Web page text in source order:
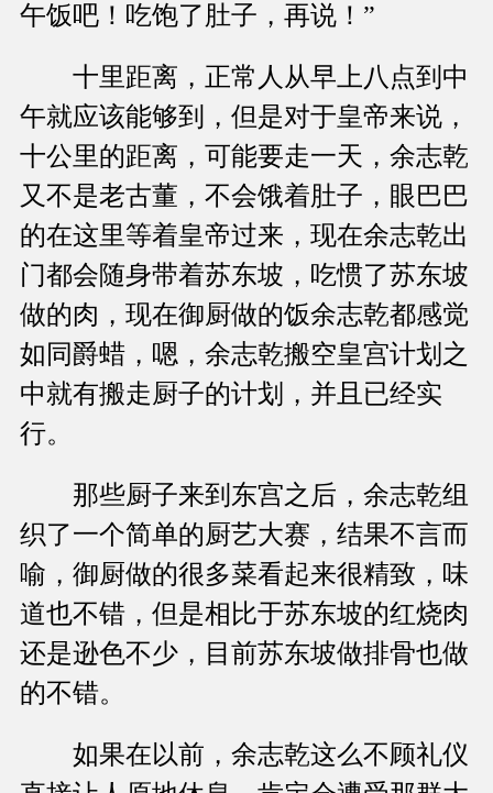
午饭吧！吃饱了肚子，再说！”
十里距离，正常人从早上八点到中
午就应该能够到，但是对于皇帝来说，
十公里的距离，可能要走一天，余志乾
又不是老古董，不会饿着肚子，眼巴巴
的在这里等着皇帝过来，现在余志乾出
门都会随身带着苏东坡，吃惯了苏东坡
做的肉，现在御厨做的饭余志乾都感觉
如同爵蜡，嗯，余志乾搬空皇宫计划之
中就有搬走厨子的计划，并且已经实
行。
那些厨子来到东宫之后，余志乾组
织了一个简单的厨艺大赛，结果不言而
喻，御厨做的很多菜看起来很精致，味
道也不错，但是相比于苏东坡的红烧肉
还是逊色不少，目前苏东坡做排骨也做
的不错。
如果在以前，余志乾这么不顾礼仪